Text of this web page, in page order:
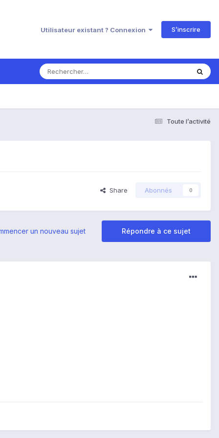
Utilisateur existant ? Connexion S’inscrire
Toute l’activité
Share Abonnés 0
Répondre à ce sujet
un nouveau sujet